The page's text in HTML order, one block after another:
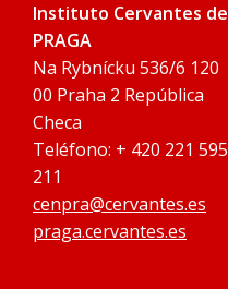
Instituto Cervantes de
PRAGA
Na Rybnícku 536/6 120
00 Praha 2 República
Checa
Teléfono: + 420 221 595
211
cenpra@cervantes.es
praga.cervantes.es